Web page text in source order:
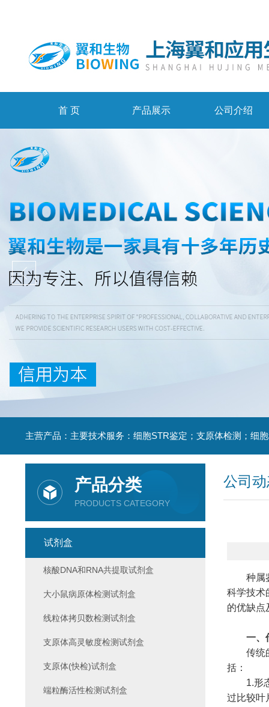
首 页 产品展示 公司介绍
公司
种属鉴
科学技术
的优缺点
一、
传统的
括：
1.形态
过比较叶
产品分类
PRODUCTS CATEGORY
试剂盒
核酸DNA和RNA共提取试剂盒
大小鼠病原体检测试剂盒
线粒体拷贝数检测试剂盒
支原体高灵敏度检测试剂盒
支原体(快检)试剂盒
端粒酶活性检测试剂盒